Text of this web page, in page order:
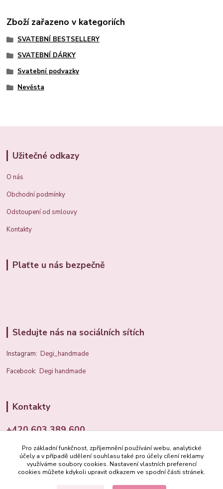
Zboží zařazeno v kategoriích
SVATEBNÍ BESTSELLERY
SVATEBNÍ DÁRKY
Svatební podvazky
Nevěsta
Užitečné odkazy
O nás
Obchodní podmínky
Odstoupení od smlouvy
Kontakty
Plaťte u nás bezpečně
Sledujte nás na sociálních sítích
Instagram:Degi_handmade
Facebook:Degi handmade
Kontakty
+420 603 389 600
info@degi.cz
Pro základní funkčnost, zpříjemnění používání webu, analytické
účely a v případě udělení souhlasu také pro účely cílení reklamy
využíváme soubory cookies. Nastavení vlastních preferencí
cookies můžete kdykoli upravit odkazem ve spodní části stránek.